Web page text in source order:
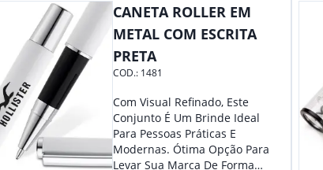
CANETA ROLLER EM
METAL COM ESCRITA
PRETA
COD.: 1481
Com Visual Refinado, Este
Conjunto É Um Brinde Ideal
Para Pessoas Práticas E
Modernas. Ótima Opção Para
Levar Sua Marca De Forma